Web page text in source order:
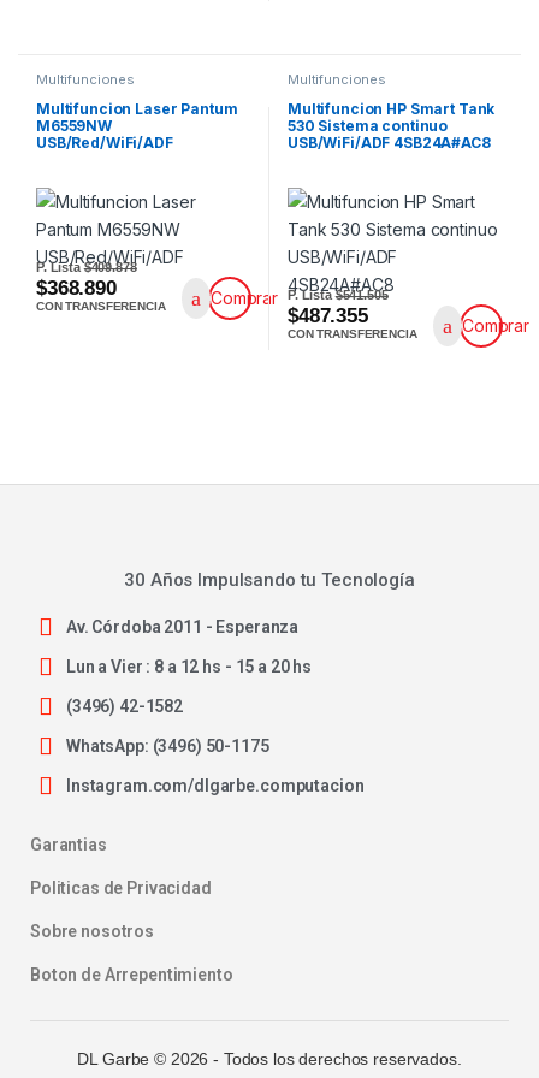
Multifunciones
Multifuncion Laser Pantum
M6559NW
USB/Red/WiFi/ADF
P. Lista$409.878
$368.890
CON TRANSFERENCIA Comprar
Multifunciones
Multifuncion HP Smart Tank
530 Sistema continuo
USB/WiFi/ADF 4SB24A#AC8
P. Lista$541.505
$487.355
CON TRANSFERENCIA Comprar
30 Años Impulsando tu Tecnología
Av. Córdoba 2011 - Esperanza
Lun a Vier : 8 a 12 hs - 15 a 20 hs
(3496) 42-1582
WhatsApp: (3496) 50-1175
Instagram.com/dlgarbe.computacion
Garantias
Politicas de Privacidad
Sobre nosotros
Boton de Arrepentimiento
DL Garbe © 2026 - Todos los derechos reservados.